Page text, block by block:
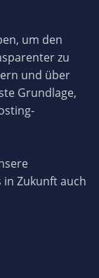
um den
zu
und über
Grundlage,
in Zukunft auch